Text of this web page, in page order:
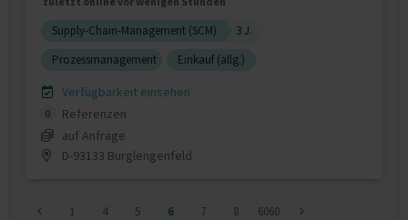
Supply-Chain-Management (SCM)
3 J.
Prozessmanagement
Einkauf (allg.)
Verfügbarkeit einsehen
0
Referenzen
auf Anfrage
D-93133 Burglengenfeld
1 4 5 6 7 8 6060